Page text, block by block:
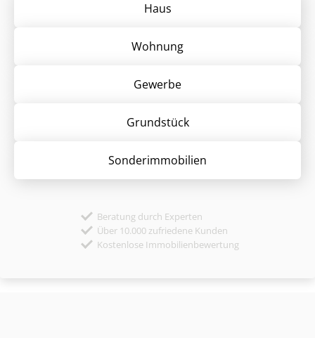
Haus
Wohnung
Gewerbe
Grund­stück
Sonder­immobilien
Beratung durch Experten
Über 10.000 zufriedene Kunden
Kostenlose Immobilienbewertung